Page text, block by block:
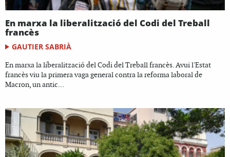
En marxa la liberalització del Codi del Treball
francès
GAUTIER SABRIÀ
En marxa la liberalització del Codi del Treball francès. Avui l'Estat
francès viu la primera vaga general contra la reforma laboral de
Macron, un antic...